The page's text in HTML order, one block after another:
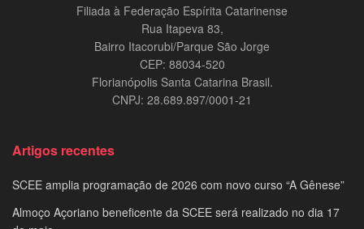
Filiada à Federação Espírita Catarinense
Rua Itapeva 83,
Bairro Itacorubi/Parque São Jorge
CEP: 88034-520
Florianópolis Santa Catarina Brasil.
CNPJ: 28.689.897/0001-21
Artigos recentes
SCEE amplia programação de 2026 com novo curso “A Gênese”
Almoço Açoriano beneficente da SCEE será realizado no dia 17